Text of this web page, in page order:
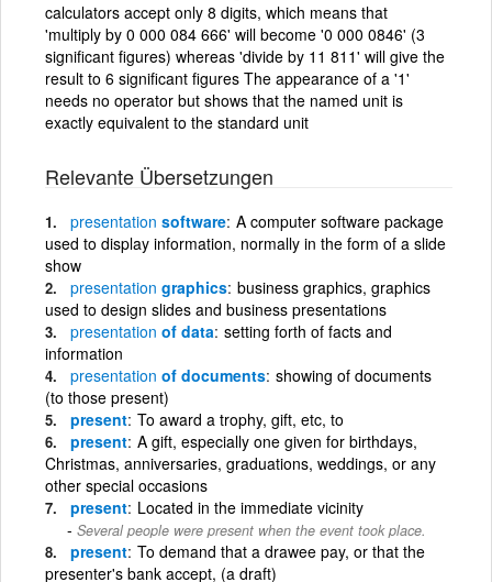
calculators accept only 8 digits, which means that
'multiply by 0 000 084 666' will become '0 000 0846' (3
significant figures) whereas 'divide by 11 811' will give the
result to 6 significant figures The appearance of a '1'
needs no operator but shows that the named unit is
exactly equivalent to the standard unit
Relevante Übersetzungen
presentation software A computer software package
used to display information, normally in the form of a slide
show
presentation graphics business graphics, graphics
used to design slides and business presentations
presentation of data setting forth of facts and
information
presentation of documents showing of documents
(to those present)
present To award a trophy, gift, etc, to
present A gift, especially one given for birthdays,
Christmas, anniversaries, graduations, weddings, or any
other special occasions
present Located in the immediate vicinity
Several people were present when the event took place.
present To demand that a drawee pay, or that the
presenter's bank accept, (a draft)